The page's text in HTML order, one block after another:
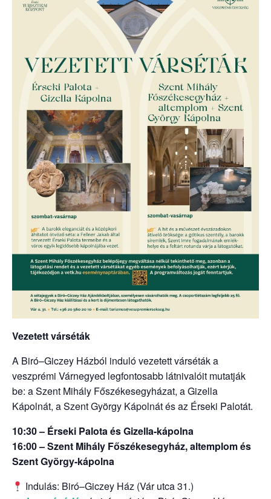
Vezetett várséták
A Biró–Giczey Házból induló vezetett várséták a
veszprémi Várnegyed legfontosabb látnivalóit mutatják
be: a Szent Mihály Főszékesegyházat, a Gizella
Kápolnát, a Szent György Kápolnát és az Érseki Palotát.
10:30 – Érseki Palota és Gizella-kápolna
16:00 – Szent Mihály Főszékesegyház, altemplom és
Szent György-kápolna
Indulás: Biró–Giczey Ház (Vár utca 31.)